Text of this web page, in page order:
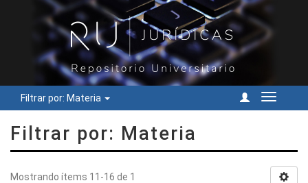
Filtrar por: Materia
Cambiar
Filtrar por: Materia
Mostrando ítems 11-16 de 1